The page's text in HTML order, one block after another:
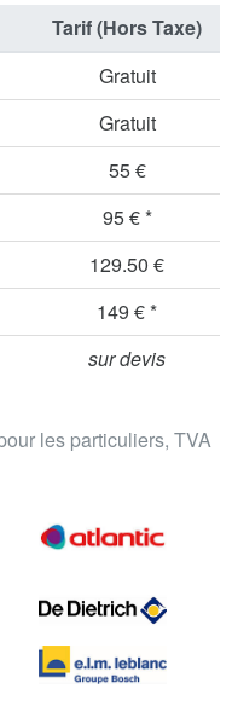
les particuliers, TVA
Tarif (Hors Taxe)
Gratuit
Gratuit
55 €
95 € *
129.50 €
149 € *
sur devis